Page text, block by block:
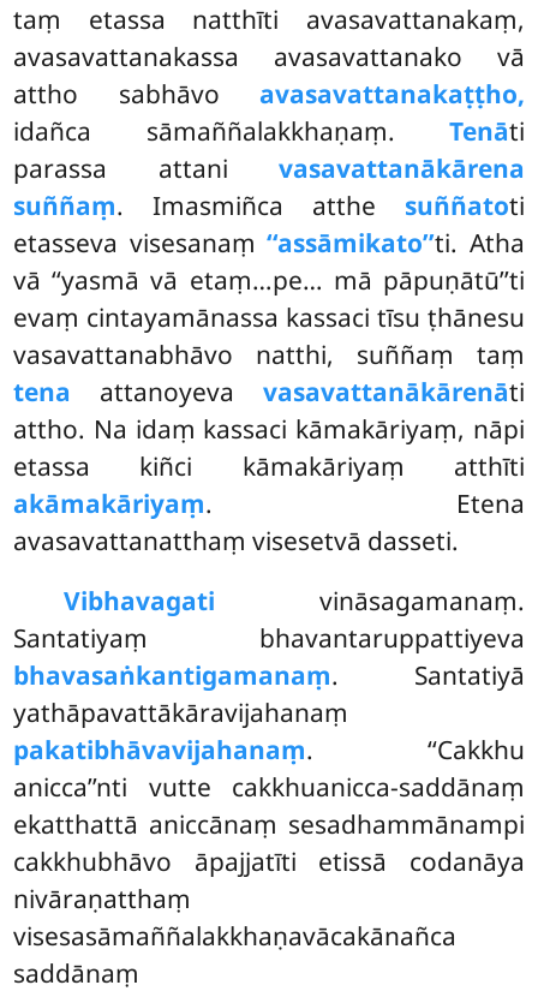
taṃ etassa natthīti avasavattanakaṃ,
avasavattanakassa avasavattanako vā
attho sabhāvo avasavattanakaṭṭho,
idañca sāmaññalakkhaṇaṃ. Tenāti
parassa attani vasavattanākārena
suññaṃ. Imasmiñca atthe suññatoti
etasseva visesanaṃ‘‘assāmikato’’ti. Atha
vā ‘‘yasmāvā etaṃ…pe… mā pāpuṇātū’’ti
evaṃ cintayamānassa kassaci tīsu ṭhānesu
vasavattanabhāvo natthi, suññaṃ taṃ
tena attanoyeva vasavattanākārenāti
attho. Na idaṃ kassaci kāmakāriyaṃ, nāpi
etassa kiñci kāmakāriyaṃ atthīti
akāmakāriyaṃ. Etena
avasavattanatthaṃ visesetvā dasseti.
Vibhavagati vināsagamanaṃ.
Santatiyaṃ bhavantaruppattiyeva
bhavasaṅkantigamanaṃ. Santatiyā
yathāpavattākāravijahanaṃ
pakatibhāvavijahanaṃ. ‘‘Cakkhu
anicca’’nti vutte cakkhuanicca-saddānaṃ
ekatthattā aniccānaṃ sesadhammānampi
cakkhubhāvo āpajjatīti etissā codanāya
nivāraṇatthaṃ
visesasāmaññalakkhaṇavācakānañca
saddānaṃ